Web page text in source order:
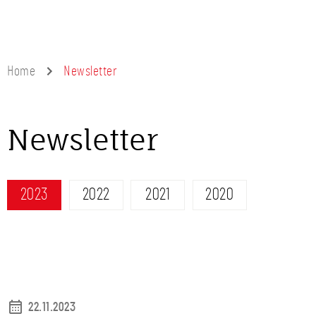
Home Newsletter
Newsletter
2023 2022 2021 2020
22.11.2023